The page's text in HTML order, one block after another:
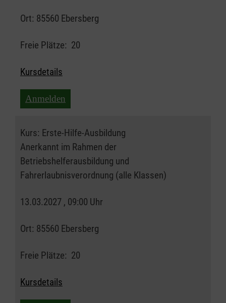
Ort: 85560 Ebersberg
Freie Plätze: 20
Kursdetails
Anmelden
Kurs: Erste-Hilfe-Ausbildung
Anerkannt im Rahmen der
Betriebshelferausbildung und
Fahrerlaubnisverordnung (alle Klassen)
13.03.2027 , 09:00 Uhr
Ort: 85560 Ebersberg
Freie Plätze: 20
Kursdetails